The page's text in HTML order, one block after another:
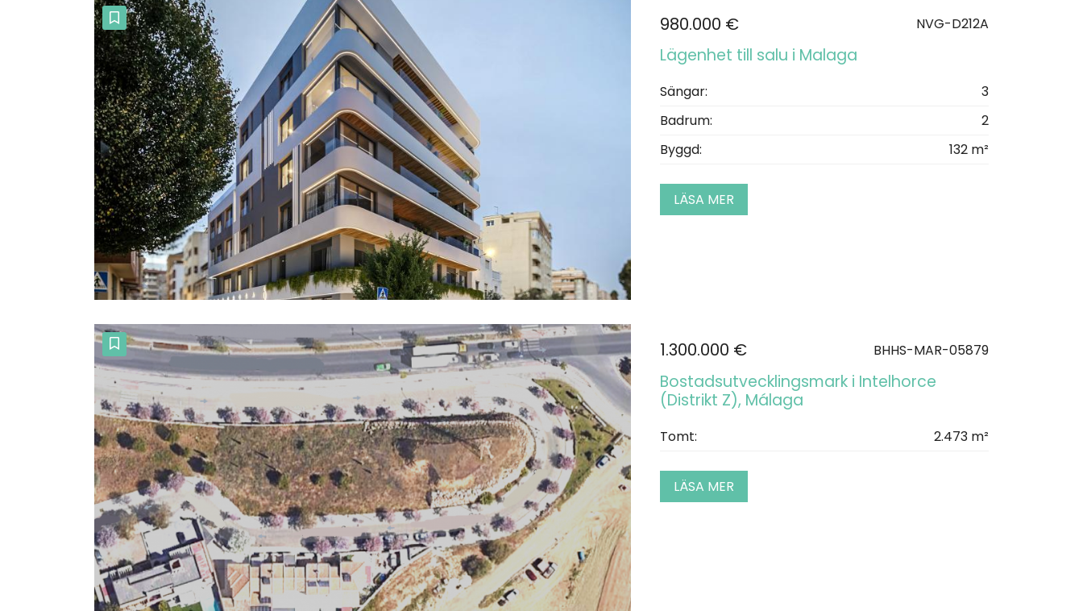
980.000 € NVG-D212A
Lägenhet till salu i Malaga
Sängar:
3
Badrum:
2
Byggd:
132 m²
LÄSA MER
1.300.000 € BHHS-MAR-05879
Bostadsutvecklingsmark i Intelhorce
(Distrikt Z), Málaga
Tomt: 2.473 m²
LÄSA MER